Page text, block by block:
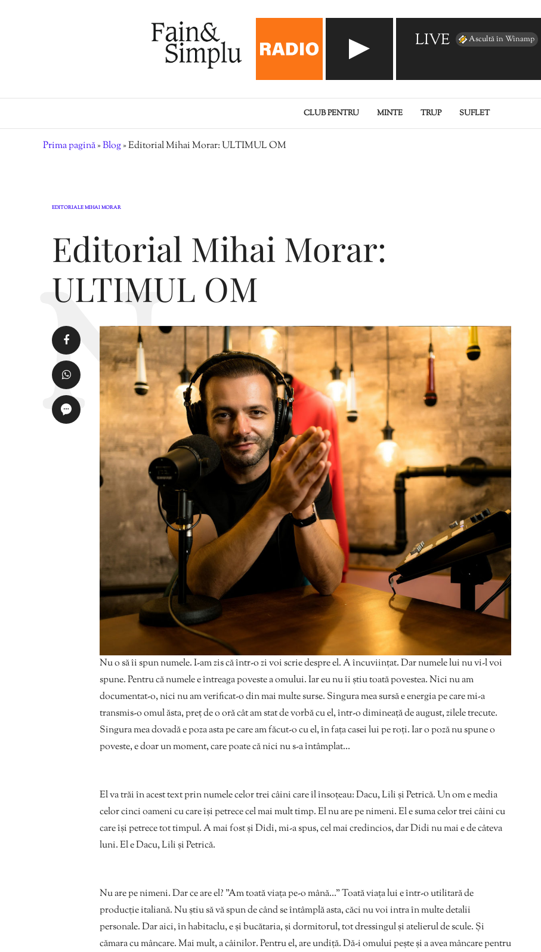
LIVE Ascultă în Winamp
CLUB PENTRU MINTE TRUP SUFLET
Prima pagină»Blog»Editorial Mihai Morar: ULTIMUL OM
EDITORIALE MIHAI MORAR
Editorial Mihai Morar:
ULTIMUL OM
Nu o să îi spun numele. I-am zis că într-o zi voi scrie despre el. A încuviințat. Dar numele lui nu vi-l voi
spune. Pentru că numele e întreaga poveste a omului. Iar eu nu îi știu toată povestea. Nici nu am
documentat-o, nici nu am verificat-o din mai multe surse. Singura mea sursă e energia pe care mi-a
transmis-o omul ăsta, preț de o oră cât am stat de vorbă cu el, într-o dimineață de august, zilele trecute.
Singura mea dovadă e poza asta pe care am făcut-o cu el, în fața casei lui pe roți. Iar o poză nu spune o
poveste, e doar un moment, care poate că nici nu s-a întâmplat…
El va trăi în acest text prin numele celor trei câini care îl însoțeau: Dacu, Lili și Petrică. Un om e media
celor cinci oameni cu care își petrece cel mai mult timp. El nu are pe nimeni. El e suma celor trei câini cu
care își petrece tot timpul. A mai fost și Didi, mi-a spus, cel mai credincios, dar Didi nu mai e de câteva
luni. El e Dacu, Lili și Petrică.
Nu are pe nimeni. Dar ce are el? ”Am toată viața pe-o mână…” Toată viața lui e într-o utilitară de
producție italiană. Nu știu să vă spun de când se întâmplă asta, căci nu voi intra în multe detalii
personale. Dar aici, în habitaclu, e și bucătaria, și dormitorul, tot dressingul și atelierul de scule. Și
cămara cu mâncare. Mai mult, a câinilor. Pentru el, are undiță. Dă-i omului pește și a avea mâncare pentru
Editorial Mihai
Morar: CUM L-AM
SALVAT PE FĂT-
FRUMOS